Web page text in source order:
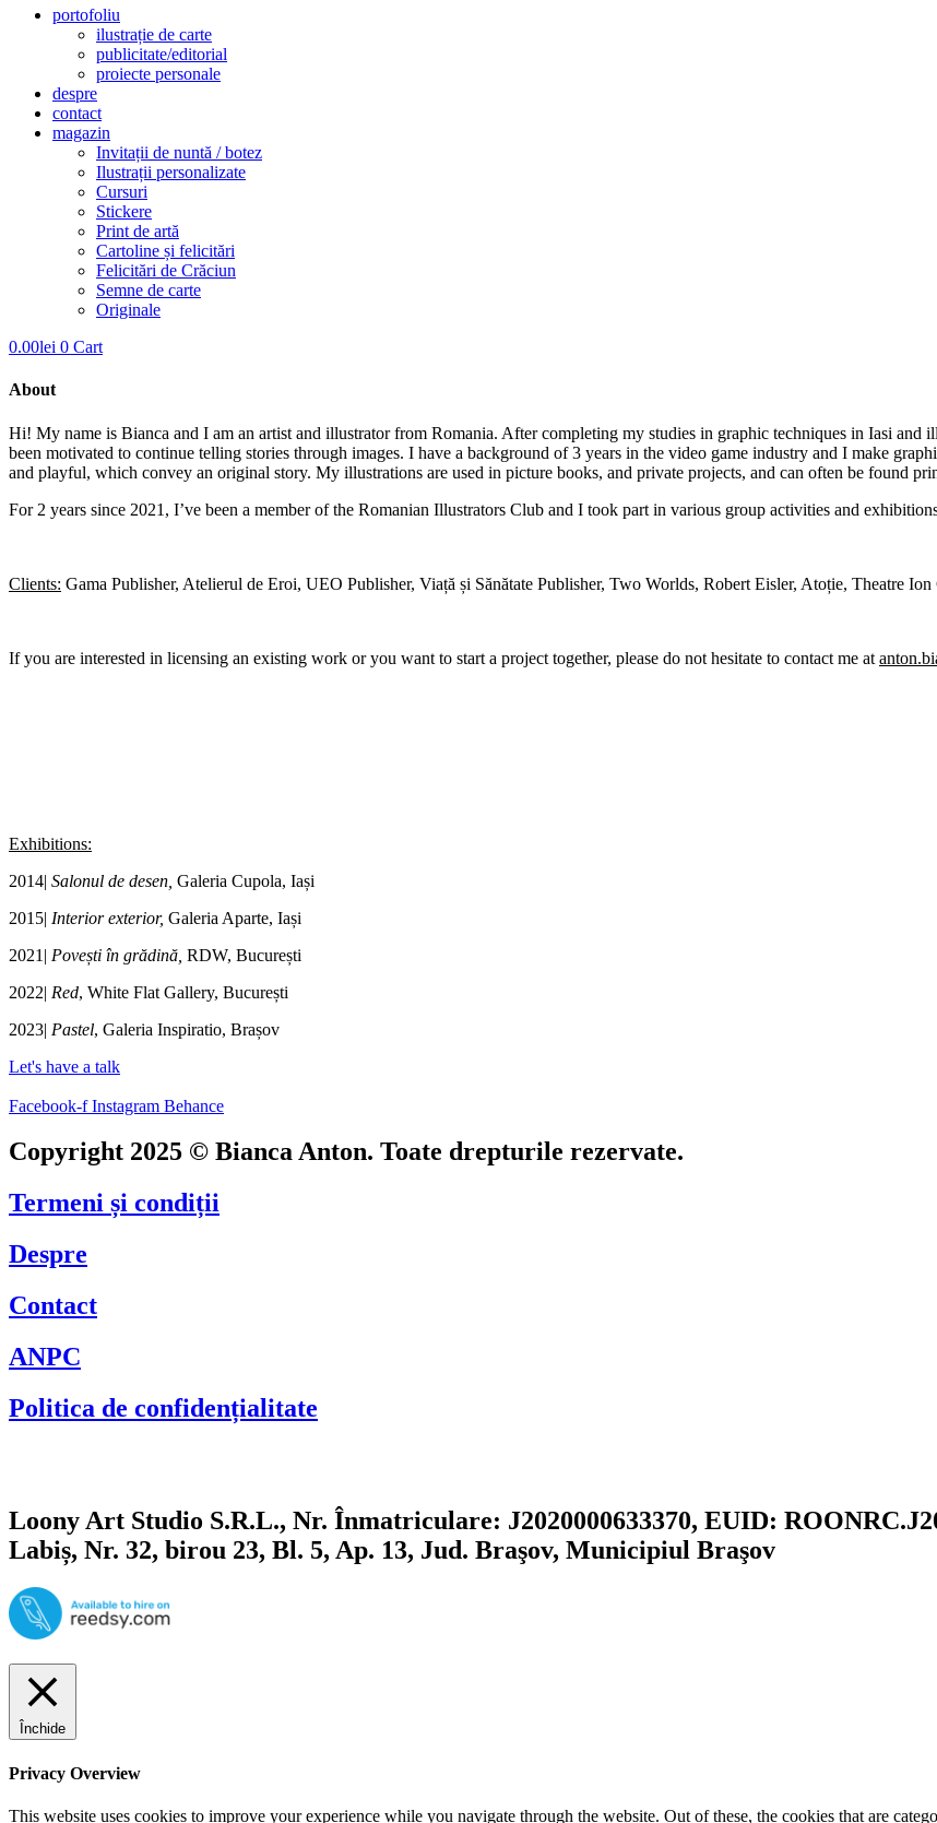
portofoliu
ilustrație de carte
publicitate/editorial
proiecte personale
despre
contact
magazin
Invitații de nuntă / botez
Ilustrații personalizate
Cursuri
Stickere
Print de artă
Cartoline și felicitări
Felicitări de Crăciun
Semne de carte
Originale
0.00lei 0 Cart
About
Hi! My name is Bianca and I am an artist and illustrator from Romania. After completing my studies in graphic techniques in Iasi and
been motivated to continue telling stories through images. I have a background of 3 years in the video game industry and I make
and playful, which convey an original story. My illustrations are used in picture books, and private projects, and can often be found
For 2 years since 2021, I’ve been a member of the Romanian Illustrators Club and I took part in various group activities and
Clients: Gama Publisher, Atelierul de Eroi, UEO Publisher, Viață și Sănătate Publisher, Two Worlds, Robert Eisler, Atoție, Theatre Ion
If you are interested in licensing an existing work or you want to start a project together, please do not hesitate to contact me at
Exhibitions:
2014| Salonul de desen, Galeria Cupola, Iași
2015| Interior exterior, Galeria Aparte, Iași
2021| Povești în grădină, RDW, București
2022| Red, White Flat Gallery, București
2023| Pastel, Galeria Inspiratio, Brașov
Let's have a talk
Facebook-f Instagram Behance
Copyright 2025 © Bianca Anton. Toate drepturile rezervate.
Termeni și condiții
Despre
Contact
ANPC
Politica de confidențialitate
Loony Art Studio S.R.L., Nr. Înmatriculare: J2020000633370, EUID:
Labiș, Nr. 32, birou 23, Bl. 5, Ap. 13, Jud. Braşov, Municipiul Braşov
Închide
Privacy Overview
This website uses cookies to improve your experience while you navigate through the website. Out of these, the cookies that are